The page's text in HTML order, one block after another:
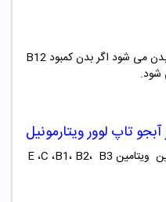
این ویتامین باعث افزایش انرژی در بدن می شود اگر بدن کمبود B12
شود.
تاپ لوور ویتارمونیل
مخمر آبجو - مخمر شیر - انرژی - پروتئین ویتامین E ،C ،B1، B2، B3